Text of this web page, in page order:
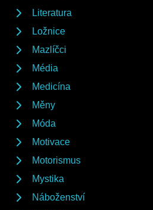
Literatura
Ložnice
Mazlíčci
Média
Medicína
Měny
Móda
Motivace
Motorismus
Mystika
Náboženství